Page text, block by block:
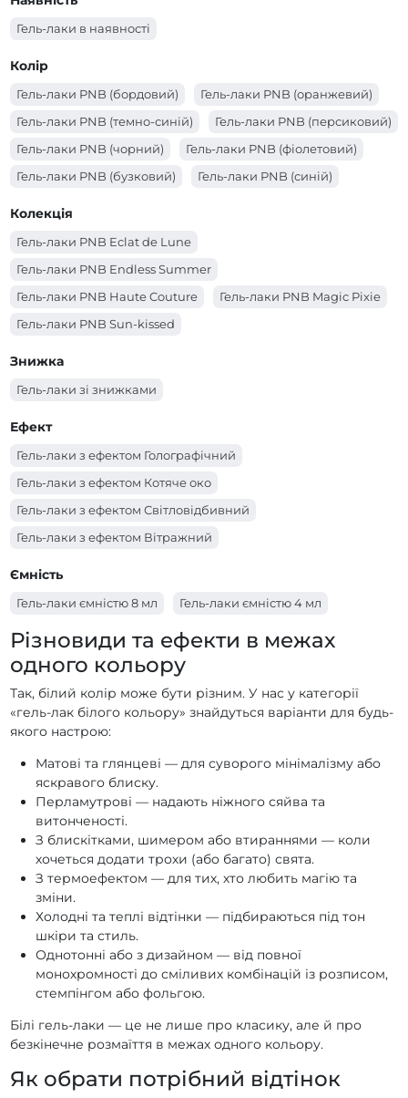
довжини нігтя
Гель-лаки в наявності
Колір
Гель-лаки PNB (бордовий)
Гель-лаки PNB (оранжевий)
Гель-лаки PNB (темно-синій)
Гель-лаки PNB (персиковий)
Гель-лаки PNB (чорний)
Гель-лаки PNB (фіолетовий)
Гель-лаки PNB (бузковий)
Гель-лаки PNB (синій)
Гель-лаки PNB (бордо)
Гель-лаки PNB (білий)
Колекція
Гель-лаки PNB Eclat de Lune
Гель-лаки PNB Endless Summer
Гель-лаки PNB Haute Couture
Гель-лаки PNB Magic Pixie
Гель-лаки PNB Sun-kissed
Гель-лаки PNB Autumn Fragrances
Гель-лаки PNB Allure Party
Гель-лаки PNB Ice Gem
Гель-лаки PNB City Harmony
Гель-лаки PNB Основна палітра
Гель-лаки PNB YES WE DANCE
Гель-лаки PNB Women Secrets
Гель-лаки PNB WEDDING DRESS
Гель-лаки PNB Touched by an Angel
Гель-лаки PNB SWEET TOUCH
Гель-лаки PNB Star Way
Гель-лаки PNB Spring Flowers
Гель-лаки PNB Spirit оf Colors
Гель-лаки PNB SHALL WE DANCE
Гель-лаки PNB Romantic Voyage
Гель-лаки PNB Renaissance
Гель-лаки PNB Queen of holiday
Гель-лаки PNB Perfume Palette
Гель-лаки PNB Old Money
Гель-лаки PNB New Year
Гель-лаки PNB Nature Triumphs
Гель-лаки PNB Moulin rouge
Гель-лаки PNB Magic Treats
Гель-лаки PNB Luxurious and Exquisite
Гель-лаки PNB LES MACARONS DE PARIS
Гель-лаки PNB Ice Cream
Гель-лаки PNB Hot Summer
Знижка
Гель-лаки зі знижками
Ефект
Гель-лаки з ефектом Голографічний
Гель-лаки з ефектом Котяче око
Гель-лаки з ефектом Світловідбивний
Гель-лаки з ефектом Вітражний
Ємність
Гель-лаки ємністю 8 мл Гель-лаки ємністю 4 мл
Різновиди та ефекти в межах
одного кольору
Так, білий колір може бути різним. У нас у категорії
«гель-лак білого кольору» знайдуться варіанти для будь-
якого настрою:
Матові та глянцеві — для суворого мінімалізму або
яскравого блиску.
Перламутрові — надають ніжного сяйва та
витонченості.
З блискітками, шимером або втираннями — коли
хочеться додати трохи (або багато) свята.
З термоефектом — для тих, хто любить магію та
зміни.
Холодні та теплі відтінки — підбираються під тон
шкіри та стиль.
Однотонні або з дизайном — від повної
монохромності до сміливих комбінацій із розписом,
стемпінгом або фольгою.
Білі гель-лаки — це не лише про класику, але й про
безкінечне розмаїття в межах одного кольору.
Як обрати потрібний відтінок